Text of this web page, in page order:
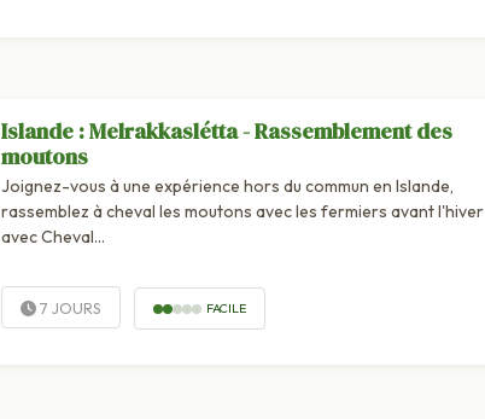
Islande : Melrakkaslétta - Rassemblement des
moutons
Joignez-vous à une expérience hors du commun en Islande,
rassemblez à cheval les moutons avec les fermiers avant l'hiver
avec Cheval...
7 JOURS FACILE